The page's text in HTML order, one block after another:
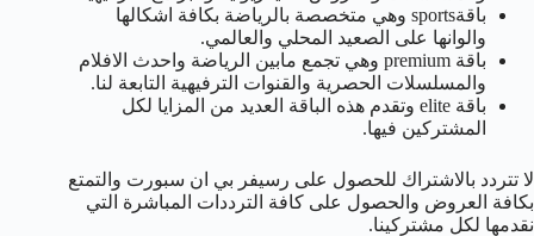
باقةsports وهي متخصصة بالرياضة بكافة اشكالها
والوانها على الصعيد المحلي والعالمي.
باقة premium وهي تجمع مابين الرياضة واحدث الافلام
والمسلسلات الحصرية والقنوات الترفيهية التابعة لنا.
باقة elite وتقدم هذه الباقة العديد من المزايا لكل
المشتركين فيها.
لا تتردد بالاشتراك للحصول على رسيفر بي ان سبورت والتمتع
بكافة العروض والحصول على كافة الترددات المباشرة التي
نقدمها لكل مشتركينا.